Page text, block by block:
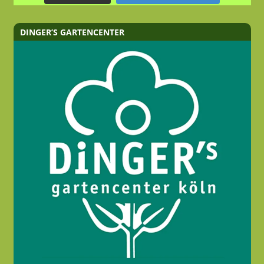
DINGER’S GARTENCENTER